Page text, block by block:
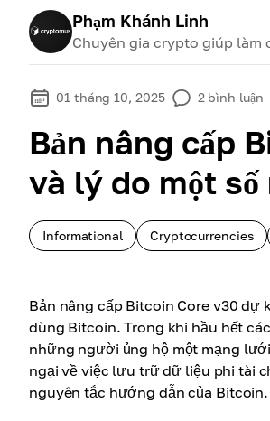
Phạm Khánh Linh
Chuyên gia crypto giúp làm
01 tháng 10, 2025 2 bình luận
Bản nâng cấp
và lý do một
Informational Cryptocurrencies
Bản nâng cấp Bitcoin Core v30 dự
dùng Bitcoin. Trong khi hầu hết
những người ủng hộ một mạng
ngại về việc lưu trữ dữ liệu phi tài
nguyên tắc hướng dẫn của Bitcoin.